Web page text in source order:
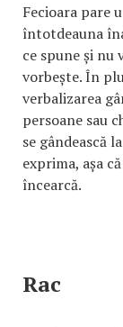
Fecioara pare
întotdeauna
ce spune și nu
vorbește. În
verbalizarea
persoane sau
se gândească
exprima, așa
încearcă.
Rac